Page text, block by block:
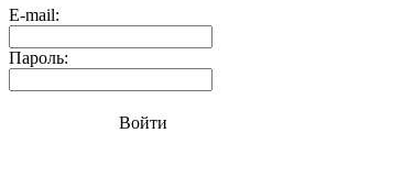
E-mail:
Пароль:
Войти